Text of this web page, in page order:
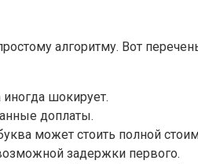
алгоритму. Вот
шокирует.
доплаты.
может стоить полной
задержки первого.